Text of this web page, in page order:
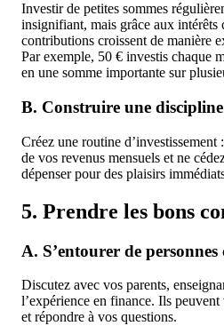
Investir de petites sommes
insignifiant, mais grâce aux intérêts
contributions croissent de manière
Par exemple, 50 € investis chaque
en une somme importante sur
B. Construire une
Créez une routine d’investissement
de vos revenus mensuels et ne
dépenser pour des plaisirs
5. Prendre les bons
A. S’entourer de personnes
Discutez avec vos parents,
l’expérience en finance. Ils
et répondre à vos questions.